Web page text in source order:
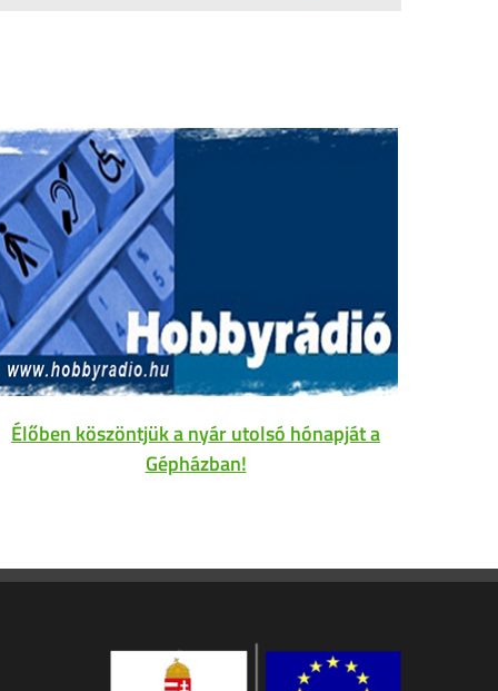
Élőben köszöntjük a nyár utolsó hónapját a
Gépházban!